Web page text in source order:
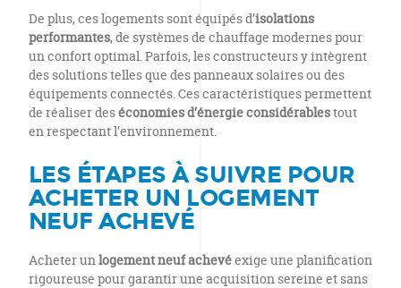
De plus, ces logements sont équipés d’isolations
performantes, de systèmes de chauffage modernes pour
un confort optimal. Parfois, les constructeurs y intègrent
des solutions telles que des panneaux solaires ou des
équipements connectés. Ces caractéristiques permettent
de réaliser deséconomies d’énergie considérablestout
en respectant l’environnement.
LES ÉTAPES À SUIVRE POUR
ACHETER UN LOGEMENT
NEUF ACHEVÉ
Acheter unlogement neuf achevéexige une planification
rigoureuse pour garantir une acquisition sereine et sans